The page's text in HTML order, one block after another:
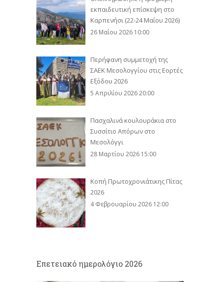
εκπαιδευτική επίσκεψη στο
Καρπενήσι (22-24 Μαΐου 2026)
26 Μαΐου 2026 10:00
Περήφανη συμμετοχή της
ΣΑΕΚ Μεσολογγίου στις Εορτές
Εξόδου 2026
5 Απριλίου 2026 20:00
Πασχαλινά κουλουράκια στο
Συσσίτιο Απόρων στο
Μεσολόγγι
28 Μαρτίου 2026 15:00
Κοπή Πρωτοχρονιάτικης Πίτας
2026
4 Φεβρουαρίου 2026 12:00
Eπετειακό ημερολόγιο 2026